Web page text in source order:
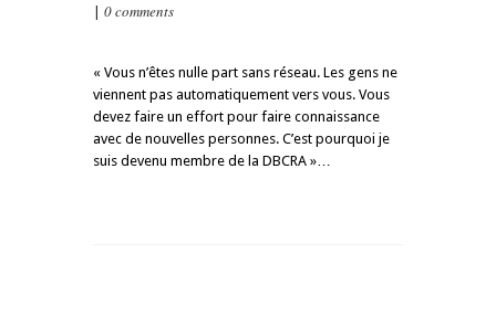
0 comments
« Vous n’êtes nulle part sans réseau. Les gens ne
viennent pas automatiquement vers vous. Vous
devez faire un effort pour faire connaissance
avec de nouvelles personnes. C’est pourquoi je
suis devenu membre de la DBCRA »…